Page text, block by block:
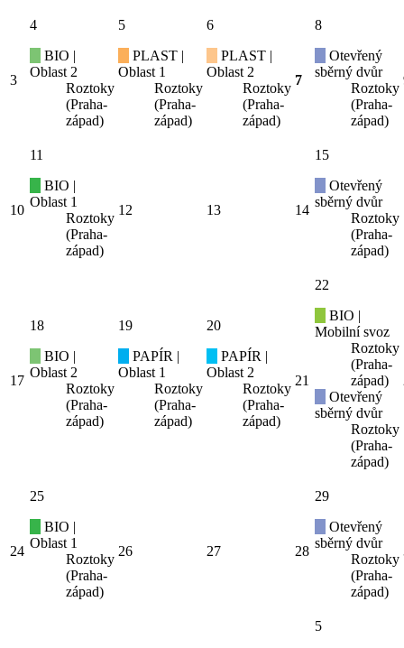
3
4
BIO |
Oblast 2
Roztoky
(Praha-
západ)
5
PLAST |
Oblast 1
Roztoky
(Praha-
západ)
6
PLAST |
Oblast 2
Roztoky
(Praha-
západ)
7
8
Otevřený
sběrný dvůr
Roztoky
(Praha-
západ)
10
11
BIO |
Oblast 1
Roztoky
(Praha-
západ)
12 13 14
15
Otevřený
sběrný dvůr
Roztoky
(Praha-
západ)
17
18
BIO |
Oblast 2
Roztoky
(Praha-
západ)
19
PAPÍR |
Oblast 1
Roztoky
(Praha-
západ)
20
PAPÍR |
Oblast 2
Roztoky
(Praha-
západ)
21
22
BIO |
Mobilní svoz
Roztoky
(Praha-
západ)
Otevřený
sběrný dvůr
Roztoky
(Praha-
západ)
24
25
BIO |
Oblast 1
Roztoky
(Praha-
západ)
26 27 28
29
Otevřený
sběrný dvůr
Roztoky
(Praha-
západ)
5